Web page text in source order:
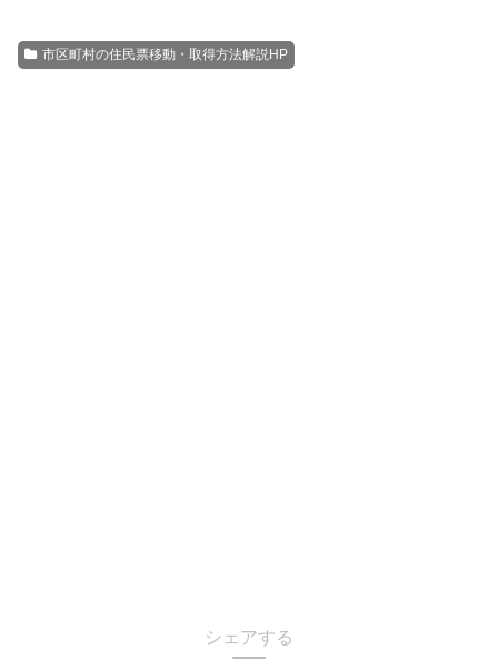
市区町村の住民票移動・取得方法解説HP
シェアする